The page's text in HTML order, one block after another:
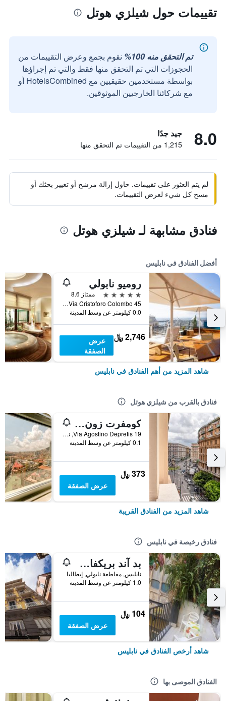
تقييمات حول شيلزي هوتل
تم التحقق منه 100%
نقوم بجمع وعرض التقييمات من
الحجوزات التي تم التحقق منها فقط والتي تم إجراؤها
بواسطة مستخدمين حقيقيين مع HotelsCombined أو
مع شركائنا الخارجيين الموثوقين.
8.0 جيد جدًا
1,215 من التقييمات تم التحقق منها
لم يتم العثور على تقييمات. حاول إزالة مرشح أو تغيير بحثك أو
مسح كل شيء لعرض التقييمات.
فنادق مشابهة لـ شيلزي هوتل
أفضل الفنادق في نابليس
روميو نابولي
5 نجوم
ممتاز 8.6
Via Cristoforo Colombo 45, نابليس, مقاطعة نابولي, إيطاليا
0.0 كيلومتر عن وسط المدينة
2,746 ﷼
عرض
الصفقة
شاهد المزيد من أهم الفنادق في نابليس
فنادق بالقرب من شيلزي هوتل
كومفرت زون نابليس
Via Agostino Depretis 19, نابليس, مقاطعة نابولي, إيطاليا
0.1 كيلومتر عن وسط المدينة
373 ﷼
عرض الصفقة
شاهد المزيد من الفنادق القريبة
فنادق رخيصة في نابليس
بد آند بريكفاست ميراجليا
نابليس, مقاطعة نابولي, إيطاليا
1.0 كيلومتر عن وسط المدينة
104 ﷼
عرض الصفقة
شاهد أرخص الفنادق في نابليس
الفنادق الموصى بها